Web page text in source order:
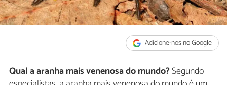
Adicione-nos no Google
Qual a aranha mais venenosa do mundo?Segundo